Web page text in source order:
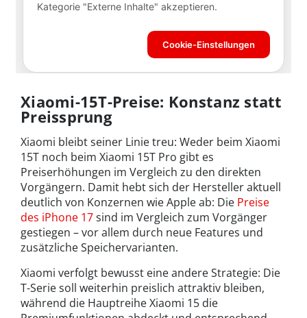
Xiaomi-15T-Preise: Konstanz statt
Preissprung
Xiaomi bleibt seiner Linie treu: Weder beim Xiaomi
15T noch beim Xiaomi 15T Pro gibt es
Preiserhöhungen im Vergleich zu den direkten
Vorgängern. Damit hebt sich der Hersteller aktuell
deutlich von Konzernen wie Apple ab: Die Preise
des iPhone 17sind im Vergleich zum Vorgänger
gestiegen – vor allem durch neue Features und
zusätzliche Speichervarianten.
Xiaomi verfolgt bewusst eine andere Strategie: Die
T-Serie soll weiterhin preislich attraktiv bleiben,
während die Hauptreihe Xiaomi 15 die